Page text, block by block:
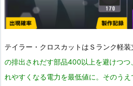
テイラー・クロスカットはＳランク軽
の排出されだす部品400以上を避けつつ
れやすくなる電力を最低値に。そのう